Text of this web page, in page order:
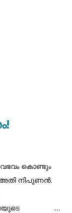
കൊണ്ടും
അതി നിപുണൻ.